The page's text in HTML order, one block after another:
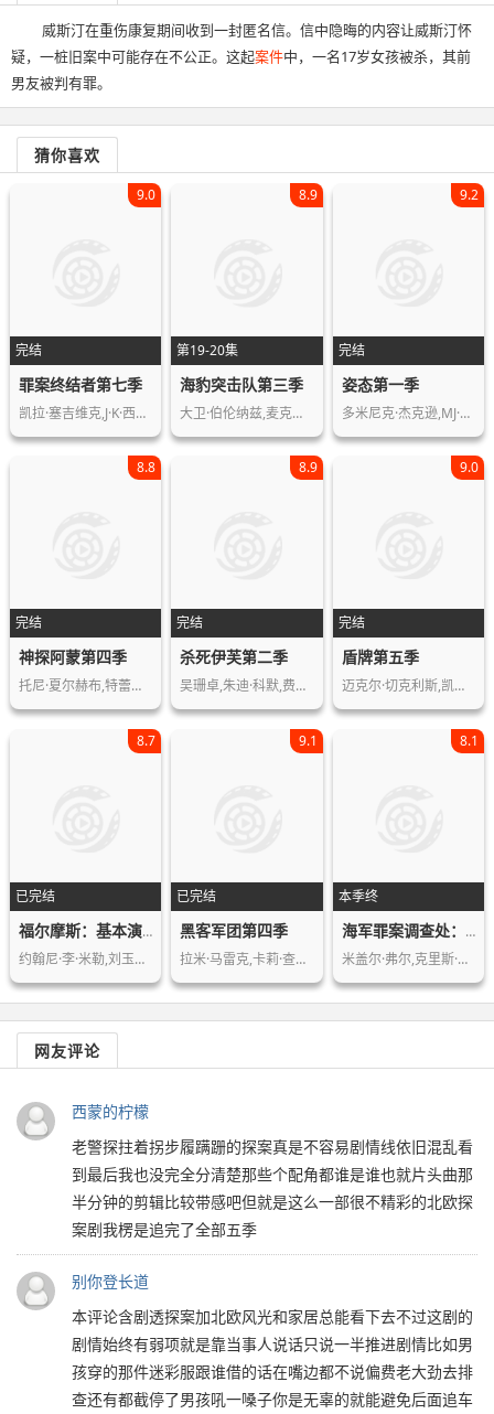
威斯汀在重伤康复期间收到一封匿名信。信中隐晦的内容让威斯汀怀
疑，一桩旧案中可能存在不公正。这起案件中，一名17岁女孩被杀，其前
男友被判有罪。
猜你喜欢
完结
9.0
罪案终结者第七季
凯拉·塞吉维克,J·K·西蒙斯,科瑞·雷…
第19-20集
8.9
海豹突击队第三季
大卫·伯伦纳兹,麦克斯·泰瑞奥,杰西卡…
完结
9.2
姿态第一季
多米尼克·杰克逊,MJ·罗德里格斯,埃文…
完结
8.8
神探阿蒙第四季
托尼·夏尔赫布,特蕾勒·霍华德,贾森·…
完结
8.9
杀死伊芙第二季
吴珊卓,朱迪·科默,费奥纳·肖,肖恩·…
完结
9.0
盾牌第五季
迈克尔·切克利斯,凯瑟琳·丹特,沃尔顿…
已完结
8.7
福尔摩斯：基本演绎法第二季
约翰尼·李·米勒,刘玉玲,艾丹·奎因,…
已完结
9.1
黑客军团第四季
拉米·马雷克,卡莉·查肯,马丁·沃斯特…
本季终
8.1
海军罪案调查处：洛杉矶第五季
米盖尔·弗尔,克里斯·奥唐纳,琳达·亨…
网友评论
西蒙的柠檬
老警探拄着拐步履蹒跚的探案真是不容易剧情线依旧混乱看
到最后我也没完全分清楚那些个配角都谁是谁也就片头曲那
半分钟的剪辑比较带感吧但就是这么一部很不精彩的北欧探
案剧我楞是追完了全部五季
别你登长道
本评论含剧透探案加北欧风光和家居总能看下去不过这剧的
剧情始终有弱项就是靠当事人说话只说一半推进剧情比如男
孩穿的那件迷彩服跟谁借的话在嘴边都不说偏费老大劲去排
查还有都截停了男孩吼一嗓子你是无辜的就能避免后面追车